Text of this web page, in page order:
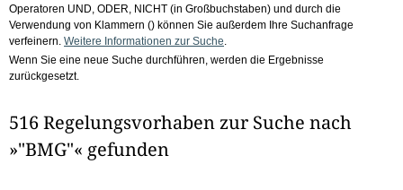
Operatoren UND, ODER, NICHT (in Großbuchstaben) und durch die
Verwendung von Klammern () können Sie außerdem Ihre Suchanfrage
verfeinern. Weitere Informationen zur Suche
Wenn Sie eine neue Suche durchführen, werden die Ergebnisse
zurückgesetzt.
516 Regelungsvorhaben zur Suche nach
»"BMG"« gefunden